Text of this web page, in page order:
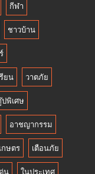
กีฬา
ชาวบ้าน
ยน วาตภัย
พิเศษ
อาชญากรรม
เกษตร เตือนภัย
น ในประเทศ